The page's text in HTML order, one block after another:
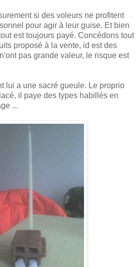
si des voleurs ne profitent
pour agir à leur guise. Et bien
est toujours payé. Concédons tout
proposé à la vente, id est des
pas grande valeur, le risque est
lui a une sacré gueule. Le proprio
il paye des types habillés en
...